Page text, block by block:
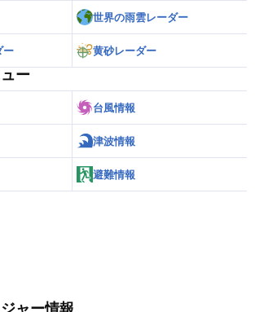
世界の雨雲レーダー
ー 黄砂レーダー
ー
台風情報
津波情報
避難情報